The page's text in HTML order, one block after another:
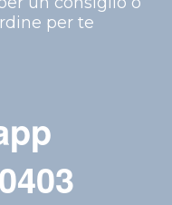
per te